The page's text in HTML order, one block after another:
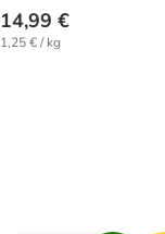
14,99 €
1,25 € / kg